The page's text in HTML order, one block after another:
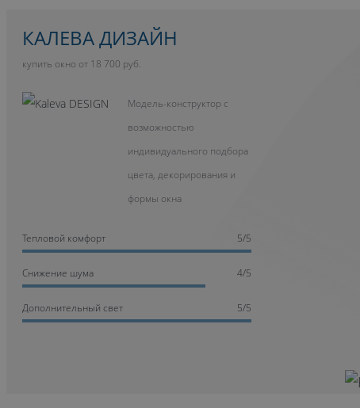
КАЛЕВА ДИЗАЙН
купить окно от 18 700 руб.
Модель-конструктор с
возможностью
индивидуального подбора
цвета, декорирования и
формы окна
Тепловой комфорт 5/5
Cнижение шума 4/5
Дополнительный свет 5/5